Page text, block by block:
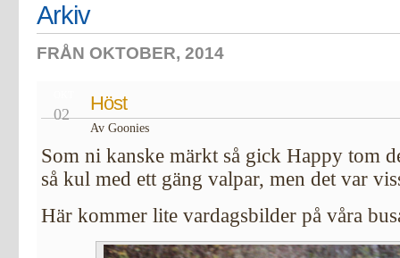
Arkiv
FRÅN OKTOBER, 2014
02 Höst
Av Goonies
Som ni kanske märkt så gick Happy tom
så kul med ett gäng valpar, men det var
Här kommer lite vardagsbilder på våra